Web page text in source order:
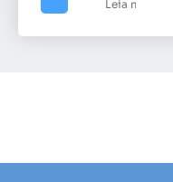
Leia mais